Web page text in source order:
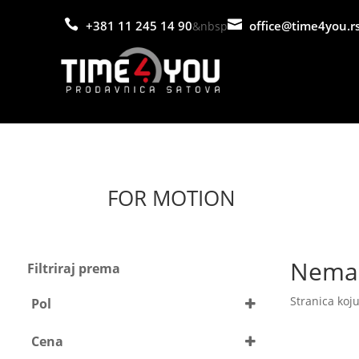
+381 11 245 14 90&nbsp
FOR MOTION
Filtriraj prema
Pol
Cena
Stranica